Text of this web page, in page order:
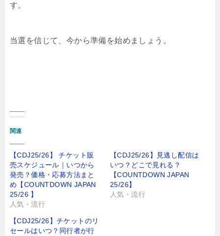
す。
当選を信じて、今から準備を始めましょう。
関連
【CDJ25/26】 チケット販
売スケジュール｜いつから
発売？価格・応募方法まと
め【COUNTDOWN JAPAN
25/26 】
人気・流行
【CDJ25/26】見逃し配信は
いつ？どこで見れる？
【COUNTDOWN JAPAN
25/26】
人気・流行
【CDJ25/26】チケットのリ
セールはいつ？同行者が行